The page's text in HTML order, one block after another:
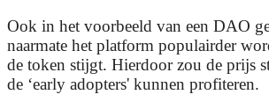
Ook in het voorbeeld van een DAO
naarmate het platform populairder
de token stijgt. Hierdoor zou de prijs
de ‘early adopters' kunnen profiteren.